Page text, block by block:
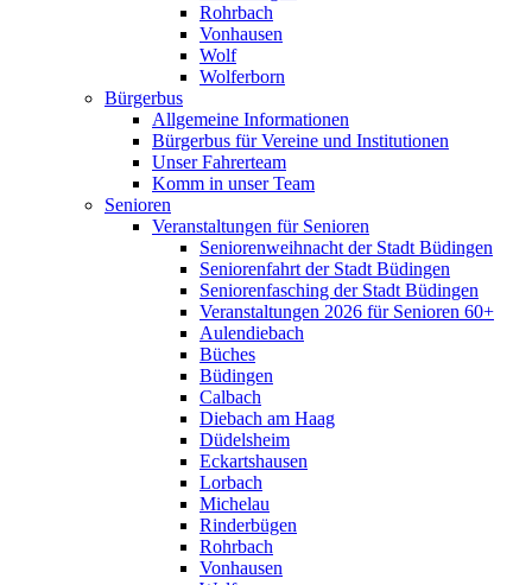
Rohrbach
Vonhausen
Wolf
Wolferborn
Bürgerbus
Allgemeine Informationen
Bürgerbus für Vereine und Institutionen
Unser Fahrerteam
Komm in unser Team
Senioren
Veranstaltungen für Senioren
Seniorenweihnacht der Stadt Büdingen
Seniorenfahrt der Stadt Büdingen
Seniorenfasching der Stadt Büdingen
Veranstaltungen 2026 für Senioren 60+
Aulendiebach
Büches
Büdingen
Calbach
Diebach am Haag
Düdelsheim
Eckartshausen
Lorbach
Michelau
Rinderbügen
Rohrbach
Vonhausen